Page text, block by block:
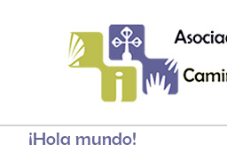
¡Hola mundo!